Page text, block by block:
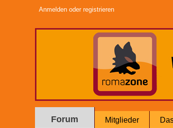
Anmelden oder registrieren
Forum Mitglieder